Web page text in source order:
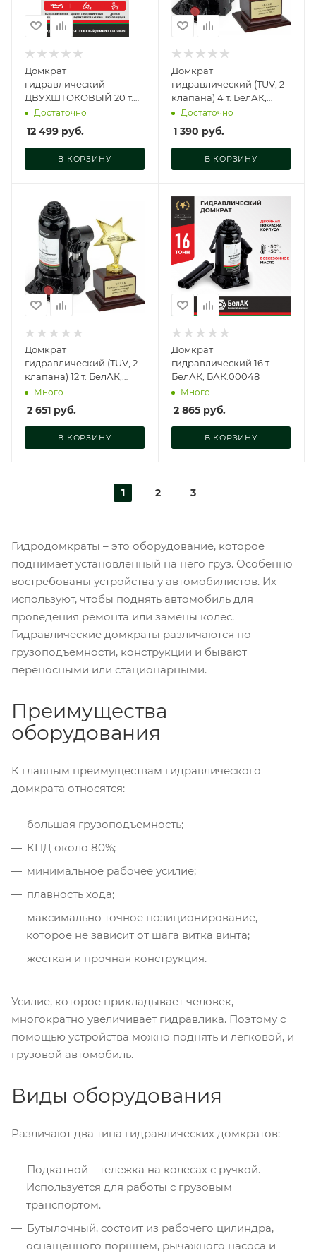
Домкрат
гидравлический
ДВУХШТОКОВЫЙ 20 т.
БелАК, БАК.20049
Достаточно
12 499 руб.
В КОРЗИНУ
Домкрат
гидравлический (TUV, 2
клапана) 4 т. БелАК,
БАК.00028
Достаточно
1 390 руб.
В КОРЗИНУ
Домкрат
гидравлический (TUV, 2
клапана) 12 т. БелАК,
БАК.00033
Много
2 651 руб.
В КОРЗИНУ
Домкрат
гидравлический 16 т.
БелАК, БАК.00048
Много
2 865руб.
В КОРЗИНУ
1 2 3
Гидродомкраты – это оборудование, которое
поднимает установленный на него груз. Особенно
востребованы устройства у автомобилистов. Их
используют, чтобы поднять автомобиль для
проведения ремонта или замены колес.
Гидравлические домкраты различаются по
грузоподъемности, конструкции и бывают
переносными или стационарными.
Преимущества
оборудования
К главным преимуществам гидравлического
домкрата относятся:
большая грузоподъемность;
КПД около 80%;
минимальное рабочее усилие;
плавность хода;
максимально точное позиционирование,
которое не зависит от шага витка винта;
жесткая и прочная конструкция.
Усилие, которое прикладывает человек,
многократно увеличивает гидравлика. Поэтому с
помощью устройства можно поднять и легковой, и
грузовой автомобиль.
Виды оборудования
Различают два типа гидравлических домкратов:
Подкатной – тележка на колесах с ручкой.
Используется для работы с грузовым
транспортом.
Бутылочный, состоит из рабочего цилиндра,
оснащенного поршнем, рычажного насоса и